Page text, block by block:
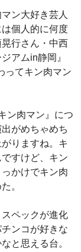
ン大好き芸人
個人的に何度
行さん・中西
アムin静岡』
ってキン肉マン
ン肉マン』につ
がめちゃめち
りますね。キ
すけど、キン
かけでキン肉
。
ペックが進化
ンコが好きな
と思える台。